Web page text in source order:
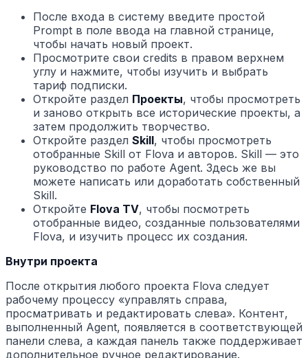
После входа в систему введите простой
Prompt в поле ввода на главной странице,
чтобы начать новый проект.
Просмотрите свои credits в правом верхнем
углу и нажмите, чтобы изучить и выбрать
тариф подписки.
Откройте раздел Проекты, чтобы просмотреть
и заново открыть все исторические проекты, а
затем продолжить творчество.
Откройте раздел Skill, чтобы просмотреть
отобранные Skill от Flova и авторов. Skill — это
руководство по работе Agent. Здесь же вы
можете написать или доработать собственный
Skill.
Откройте Flova TV, чтобы посмотреть
отобранные видео, созданные пользователями
Flova, и изучить процесс их создания.
Внутри проекта
После открытия любого проекта Flova следует
рабочему процессу «управлять справа,
просматривать и редактировать слева». Контент,
выполненный Agent, появляется в соответствующей
панели слева, а каждая панель также поддерживает
дополнительное ручное редактирование.